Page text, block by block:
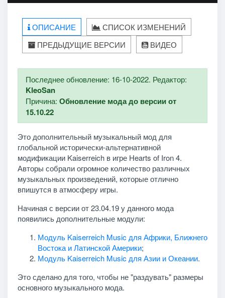
ОПИСАНИЕ
СПИСОК ИЗМЕНЕНИЙ
ПРЕДЫДУЩИЕ ВЕРСИИ
ВИДЕО
Последнее обновление: 16-10-2022. Редактор:
KleoSan
Причина: Обновление мода до версии от
15.10.22
Это дополнительный музыкальный мод для
глобальной исторически-альтернативной
модификации Kaiserreich в игре Hearts of Iron 4.
Авторы собрали огромное количество различных
музыкальных произведений, которые отлично
впишутся в атмосферу игры.
Начиная с версии от 23.04.19 у данного мода
появились дополнительные модули:
Модуль Kaiserreich Music для Африки, Ближнего
Востока и Латинской Америки;
Модуль Kaiserreich Music для Азии и Океании.
Это сделано для того, чтобы не "раздувать" размеры
основного музыкального мода.